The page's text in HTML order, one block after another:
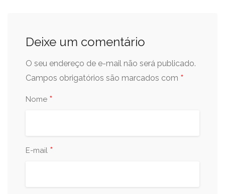
Deixe um comentário
O seu endereço de e-mail não será publicado.
Campos obrigatórios são marcados com *
Nome *
E-mail *